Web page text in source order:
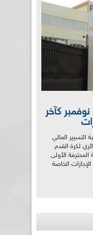
"الفاف" تحدد تاريخ 10 نوفمبر كآخر
التسيير المالي
لكرة القدم
المحترفة الأولى
الخاصة